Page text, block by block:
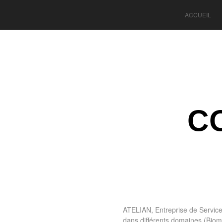
ACCUEIL
ATELIAN, Entreprise de
dans différents domaines